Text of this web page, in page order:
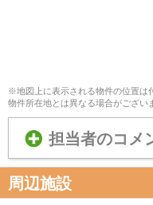
※地図上に表示される物件の位置は
物件所在地とは異なる場合がござい
担当者のコメ
周辺施設